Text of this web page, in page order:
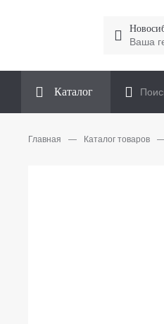
Ваша
Каталог
Главная — Каталог товаров